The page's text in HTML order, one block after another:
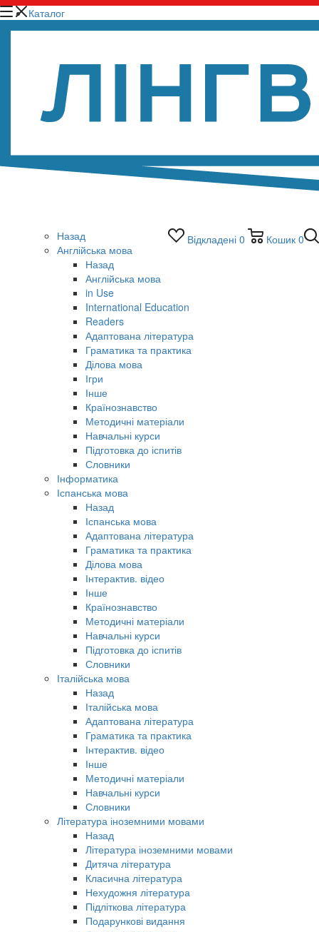
Відкладені 0 Кошик 0
Каталог
Назад
Англійська мова
Назад
Англійська мова
in Use
International Education
Readers
Адаптована література
Граматика та практика
Ділова мова
Ігри
Інше
Країнознавство
Методичні матеріали
Навчальні курси
Підготовка до іспитів
Словники
Інформатика
Іспанська мова
Назад
Іспанська мова
Адаптована література
Граматика та практика
Ділова мова
Інтерактив. відео
Інше
Країнознавство
Методичні матеріали
Навчальні курси
Підготовка до іспитів
Словники
Італійська мова
Назад
Італійська мова
Адаптована література
Граматика та практика
Інтерактив. відео
Інше
Методичні матеріали
Навчальні курси
Словники
Література іноземними мовами
Назад
Література іноземними мовами
Дитяча література
Класична література
Нехудожня література
Підліткова література
Подарункові видання